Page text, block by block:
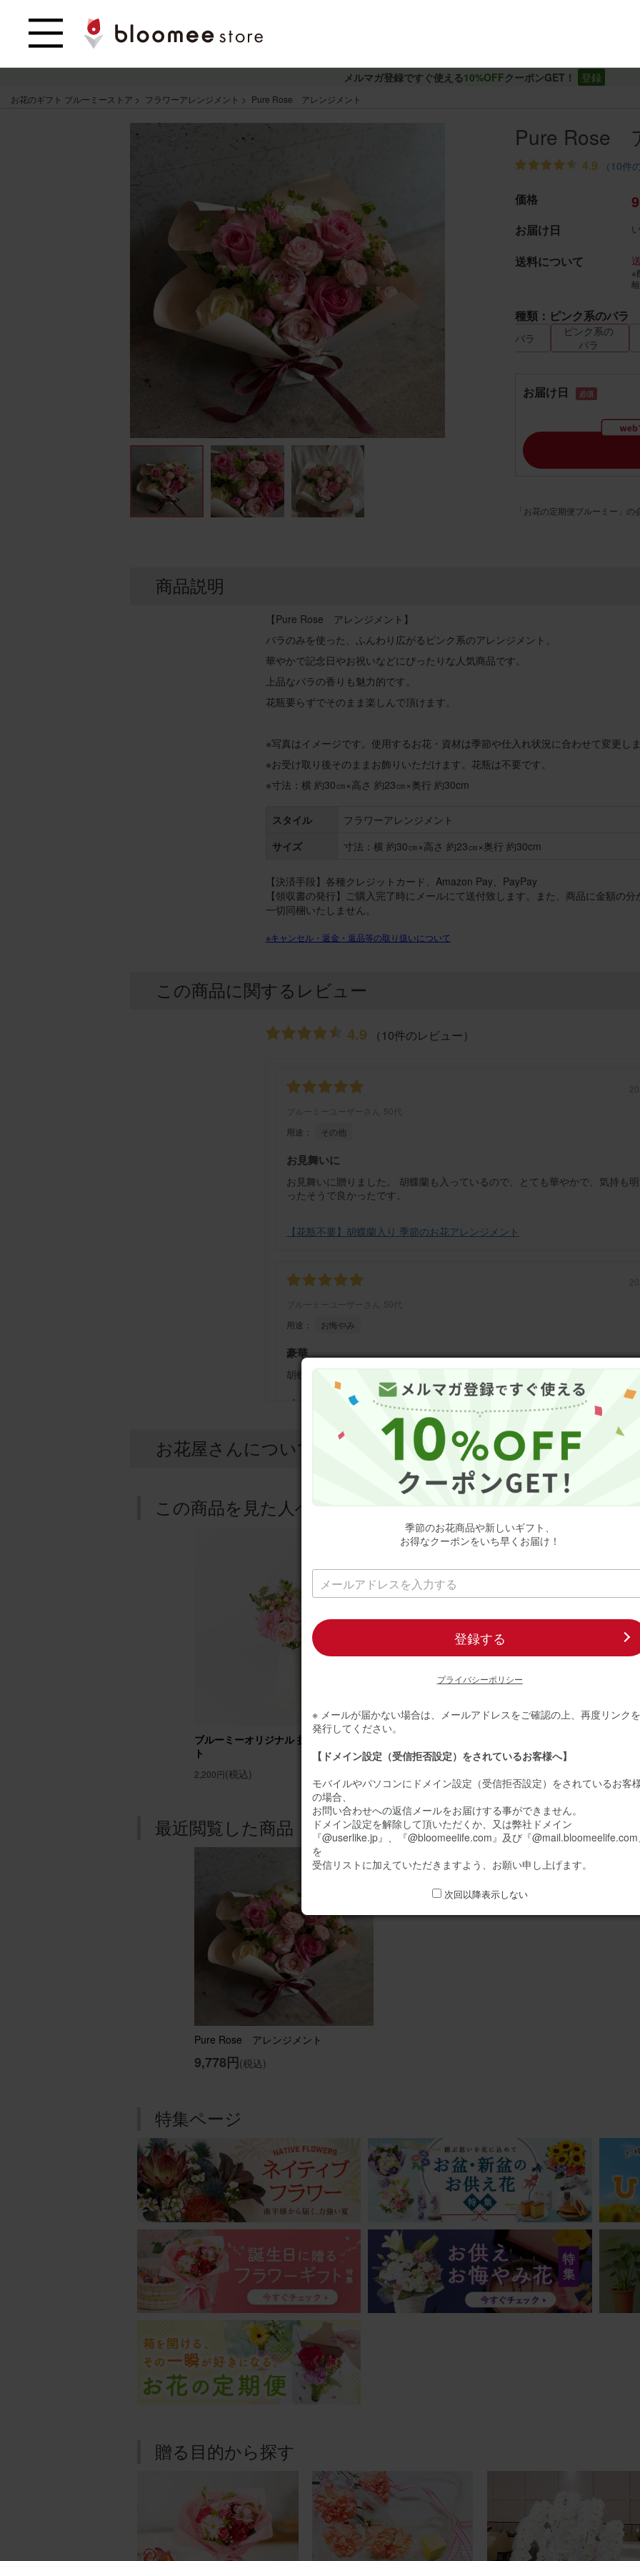
メルマガ登録ですぐ使える10%OFFクーポンGET！ 登録
お花のギフト ブルーミーストア フラワーアレンジメント Pure Rose アレンジメント
Pure Rose
4.9 （10件
価格
お届け日
送料について
※
種類：ピンク系のバラ
赤系のバラ
ピンク系の
バラ
お届け日 必須
「お花の定期便ブルーミー」の
商品説明
【Pure Rose アレンジメント】
バラのみを使った、ふんわり広がるピンク系のアレンジメント。
華やかで記念日やお祝いなどにぴったりな人気商品です。
上品なバラの香りも魅力的です。
花瓶要らずでそのまま楽しんで頂けます。
※写真はイメージです。使用するお花・資材は季節や仕入れ状況に合わせて変更しま
※お受け取り後そのままお飾りいただけます。花瓶は不要です。
※寸法：横 約30㎝×高さ 約23㎝×奥行 約30cm
スタイル
フラワーアレンジメント
サイズ
寸法：横 約30㎝×高さ 約23㎝×奥行 約30cm
【決済手段】各種クレジットカード、Amazon Pay、PayPay
【領収書の発行】ご購入完了時にメールにて送付致します。また、商品に金額の分
一切同梱いたしません。
※キャンセル・返金・返品等の取り扱いについて
この商品に関するレビュー
4.9 （10件のレビュー）
ブルーミーユーザーさん
50代
用途：
その他
お見舞いに
お見舞いに贈りました。 胡蝶蘭も入っているので、とても華やかで、気持も
ったそうで良かったです。
【花瓶不要】胡蝶蘭入り 季節のお花アレンジメント
ブルーミーユーザーさん
50代
用途：
お悔やみ
豪華
胡蝶蘭入りで、ちょっと豪華に。 お花の種類も鮮度もよく喜んでもらえました
【花瓶不要】胡蝶蘭入り 季節のお花アレンジメント
友人の開店祝いに贈りました
華やかな中に気品を感じる花束を用意していただきました。 友人もとても喜ん
【花瓶不要】胡蝶蘭入り 季節のお花アレンジメント
喜んでいただけました
先輩にお祝い事があったのでお送りしました。胡蝶蘭が入っていたのがこの商
たポイントでした。先輩にはとても喜んでいただけました。花瓶不要でそのま
たのもよかったようです。
【花瓶不要】胡蝶蘭入り 季節のお花アレンジメント
まーちゃん 50代
高級感がありました
義母に贈りました。とても喜んでくれました。
【花瓶不要】バラのみ 季節のお花アレンジメント
ほたる
40代
【花瓶不要】胡蝶蘭入り 季節のお花アレンジメント
40代
誕生日
母の誕生日プレゼント
喜んで電話をくれました。サイズにびっくりしたそうです。
【花瓶不要】胡蝶蘭入り 季節のお花アレンジメント
50代
母の誕生日に
【花瓶不要】バラのみ 季節のお花アレンジメント
お花屋さんについて
この商品を見た人へのオススメ
ブルーミーオリジナル 折り紙ベース ホワイ
ト
2,200円(税込)
5,533円(税込)
最近閲覧した商品
Pure Rose アレンジメント
9,778円(税込)
特集ページ
贈る目的から探す
季節のお花商品や新しいギフト、
お得なクーポンをいち早くお届け！
登録する
プライバシーポリシー
※ メールが届かない場合は、メールアドレスをご確認の上、再度リンクを
発行してください。
【ドメイン設定（受信拒否設定）をされているお客様へ】
モバイルやパソコンにドメイン設定（受信拒否設定）をされているお客
の場合、
お問い合わせへの返信メールをお届けする事ができません。
ドメイン設定を解除して頂いただくか、又は弊社ドメイン
『@userlike.jp』、『@bloomeelife.com』及び『@mail.bloomeelife.com
を
受信リストに加えていただきますよう、お願い申し上げます。
次回以降表示しない